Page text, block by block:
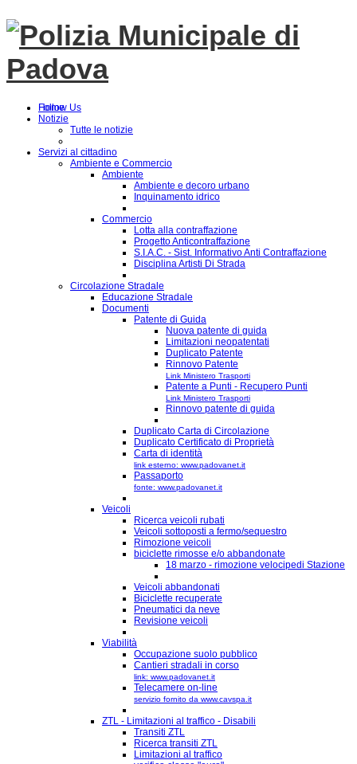
Follow Us
Home
Notizie
Tutte le notizie
Servizi al cittadino
Ambiente e Commercio
Ambiente
Ambiente e decoro urbano
Inquinamento idrico
Commercio
Lotta alla contraffazione
Progetto Anticontraffazione
S.I.A.C. - Sist. Informativo Anti Contraffazione
Disciplina Artisti Di Strada
Circolazione Stradale
Educazione Stradale
Documenti
Patente di Guida
Nuova patente di guida
Limitazioni neopatentati
Duplicato Patente
Rinnovo Patente
Link Ministero Trasporti
Patente a Punti - Recupero Punti
Link Ministero Trasporti
Rinnovo patente di guida
Duplicato Carta di Circolazione
Duplicato Certificato di Proprietà
Carta di identità
link esterno: www.padovanet.it
Passaporto
fonte: www.padovanet.it
Veicoli
Ricerca veicoli rubati
Veicoli sottoposti a fermo/sequestro
Rimozione veicoli
biciclette rimosse e/o abbandonate
18 marzo - rimozione velocipedi Stazione
Veicoli abbandonati
Biciclette recuperate
Pneumatici da neve
Revisione veicoli
Viabilità
Occupazione suolo pubblico
Cantieri stradali in corso
link: www.padovanet.it
Telecamere on-line
servizio fornito da www.cavspa.it
ZTL - Limitazioni al traffico - Disabili
Transiti ZTL
Ricerca transiti ZTL
Limitazioni al traffico